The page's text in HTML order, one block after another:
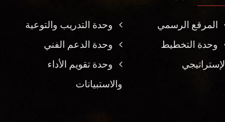
المرقع الرسمي
وحدة التدريب والتوعية
وحدة التخطيط
الإستراتيجي
وحدة الدعم الفني
وحدة تقويم الأداء
والاستبيانات